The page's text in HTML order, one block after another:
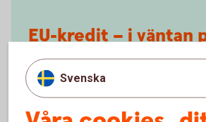
EU-kredit – i väntan
ersättningarna
EU-ersättningarna, till exempel
Svenska